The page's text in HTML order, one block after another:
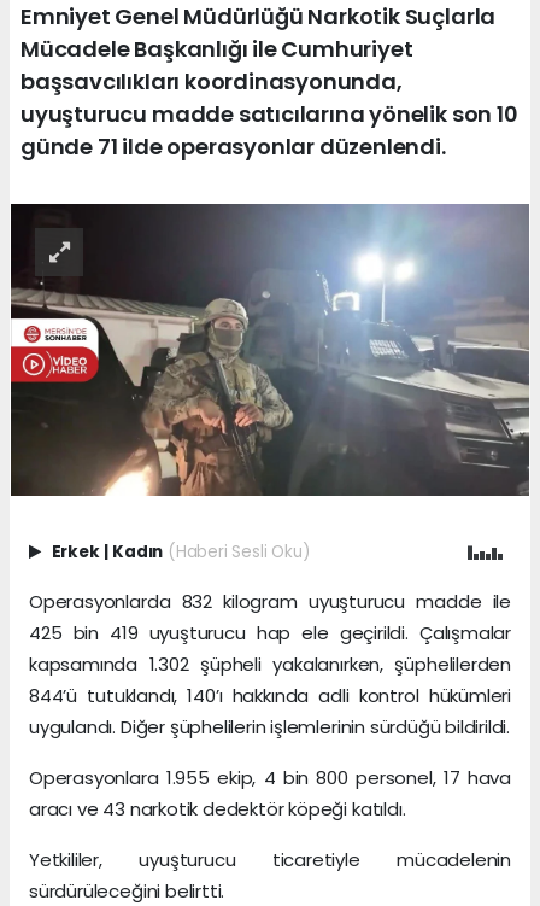
Emniyet Genel Müdürlüğü Narkotik Suçlarla
Mücadele Başkanlığı ile Cumhuriyet
başsavcılıkları koordinasyonunda,
uyuşturucu madde satıcılarına yönelik son 10
günde 71 ilde operasyonlar düzenlendi.
Erkek Kadın (Haberi Sesli Oku)
Operasyonlarda 832 kilogram uyuşturucu madde ile
425 bin 419 uyuşturucu hap ele geçirildi. Çalışmalar
kapsamında 1.302 şüpheli yakalanırken, şüphelilerden
844’ü tutuklandı, 140’ı hakkında adli kontrol hükümleri
uygulandı. Diğer şüphelilerin işlemlerinin sürdüğü bildirildi.
Operasyonlara 1.955 ekip, 4 bin 800 personel, 17 hava
aracı ve 43 narkotik dedektör köpeği katıldı.
Yetkililer, uyuşturucu ticaretiyle mücadelenin
sürdürüleceğini belirtti.